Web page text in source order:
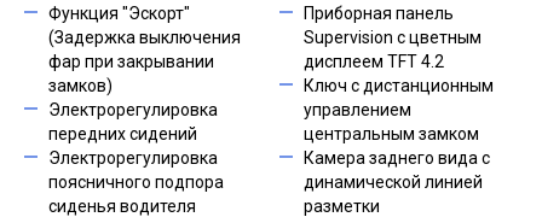
Функция "Эскорт"
(Задержка выключения
фар при закрывании
замков)
Электрорегулировка
передних сидений
Электрорегулировка
поясничного подпора
сиденья водителя
Приборная панель
Supervision c цветным
дисплеем TFT 4.2
Ключ с дистанционным
управлением
центральным замком
Камера заднего вида с
динамической линией
разметки